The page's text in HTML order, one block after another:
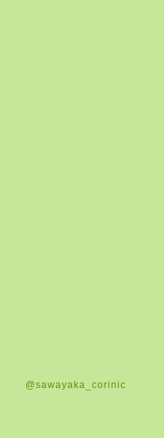
@sawayaka_corinic